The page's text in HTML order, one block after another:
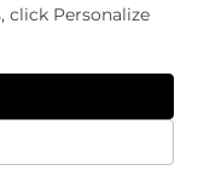
Vô Tích. Tất cả các
bảo mật
click Personalize